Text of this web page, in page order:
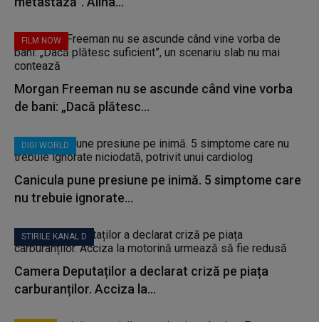
FILM NOW
Morgan Freeman nu se ascunde când vine vorba
de bani: „Dacă plătesc...
DIGI WORLD
Canicula pune presiune pe inimă. 5 simptome care
nu trebuie ignorate...
STIRILE KANAL D
Camera Deputaților a declarat criză pe piața
carburanților. Acciza la...